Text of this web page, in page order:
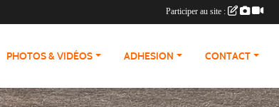
PHOTOS & VIDÉOS ADHESION CONTACT
Participer au site :